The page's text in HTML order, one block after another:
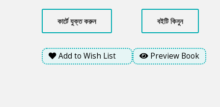
কার্টে যুক্ত করুন বইটি কিনুন
Add to Wish List Preview Book